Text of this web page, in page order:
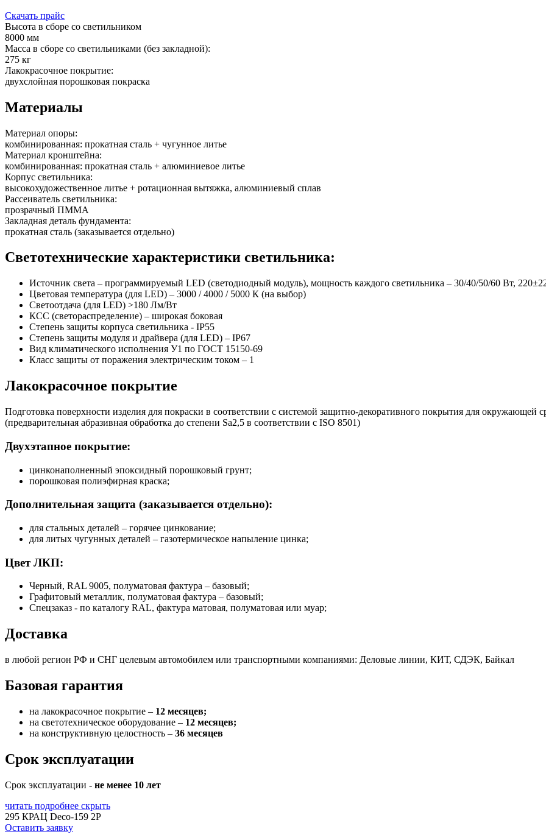
Скачать прайс
Высота в сборе со светильником
8000 мм
Масса в сборе со светильниками (без закладной):
275 кг
Лакокрасочное покрытие:
двухслойная порошковая покраска
Материалы
Материал опоры:
комбинированная: прокатная сталь + чугунное литье
Материал кронштейна:
комбинированная: прокатная сталь + алюминиевое литье
Корпус светильника:
высокохудожественное литье + ротационная вытяжка, алюминиевый сплав
Рассеиватель светильника:
прозрачный ПММА
Закладная деталь фундамента:
прокатная сталь (заказывается отдельно)
Светотехнические характеристики светильника:
Источник света – программируемый LED (светодиодный модуль), мощность каждого светильника – 30/40/50/60 Вт,
Цветовая температура (для LED) – 3000 / 4000 / 5000 К (на выбор)
Светоотдача (для LED) >180 Лм/Вт
КСС (светораспределение) – широкая боковая
Степень защиты корпуса светильника - IP55
Степень защиты модуля и драйвера (для LED) – IP67
Вид климатического исполнения У1 по ГОСТ 15150-69
Класс защиты от поражения электрическим током – 1
Лакокрасочное покрытие
Подготовка поверхности изделия для покраски в соответствии с системой защитно-декоративного покрытия для окружающей
(предварительная абразивная обработка до степени Sa2,5 в соответствии с ISO 8501)
Двухэтапное покрытие:
цинконаполненный эпоксидный порошковый грунт;
порошковая полиэфирная краска;
Дополнительная защита (заказывается отдельно):
для стальных деталей – горячее цинкование;
для литых чугунных деталей – газотермическое напыление цинка;
Цвет ЛКП:
Черный, RAL 9005, полуматовая фактура – базовый;
Графитовый металлик, полуматовая фактура – базовый;
Спецзаказ - по каталогу RAL, фактура матовая, полуматовая или муар;
Доставка
в любой регион РФ и СНГ целевым автомобилем или транспортными компаниями: Деловые линии, КИТ, СДЭК, Байкал
Базовая гарантия
на лакокрасочное покрытие – 12 месяцев;
на светотехническое оборудование – 12 месяцев;
на конструктивную целостность – 36 месяцев
Срок эксплуатации
Срок эксплуатации - не менее 10 лет
читать подробнее скрыть
295 КРАЦ Deco-159 2P
Оставить заявку